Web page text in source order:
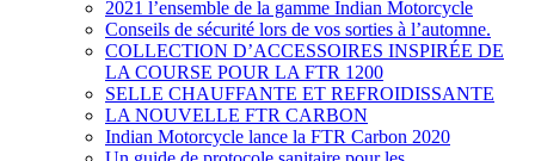
2021 l’ensemble de la gamme Indian Motorcycle
Conseils de sécurité lors de vos sorties à l’automne.
COLLECTION D’ACCESSOIRES INSPIRÉE DE
LA COURSE POUR LA FTR 1200
SELLE CHAUFFANTE ET REFROIDISSANTE
LA NOUVELLE FTR CARBON
Indian Motorcycle lance la FTR Carbon 2020